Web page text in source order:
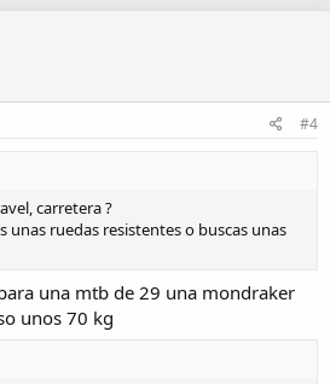
#4
carretera ?
unas ruedas resistentes o buscas unas
una mtb de 29 una mondraker
unos 70 kg